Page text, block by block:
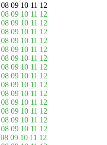
08 09 10 11 12
08 09 10 11 12
08 09 10 11 12
08 09 10 11 12
08 09 10 11 12
08 09 10 11 12
08 09 10 11 12
08 09 10 11 12
08 09 10 11 12
08 09 10 11 12
08 09 10 11 12
08 09 10 11 12
08 09 10 11 12
08 09 10 11 12
08 09 10 11 12
08 09 10 11 12